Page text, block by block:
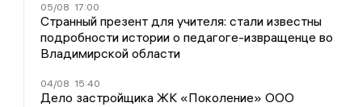
05/08 17:00
Странный презент для учителя: стали известны
подробности истории о педагоге-извращенце во
Владимирской области
04/08 15:40
Дело застройщика ЖК «Поколение» ООО